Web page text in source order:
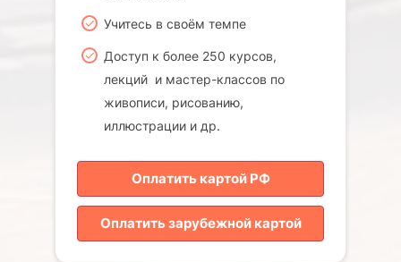
Учитесь в своём темпе
Доступ к более 250 курсов,
лекций и мастер-классов по
живописи, рисованию,
иллюстрации и др.
Оплатить картой РФ
Оплатить зарубежной картой